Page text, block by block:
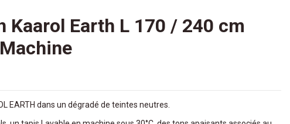
Kaarol Earth L 170 / 240 cm
EARTH dans un dégradé de teintes neutres.